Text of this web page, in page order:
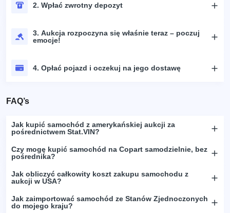
2. Wpłać zwrotny depozyt
3. Aukcja rozpoczyna się właśnie teraz – poczuj
emocje!
4. Opłać pojazd i oczekuj na jego dostawę
FAQ’s
Jak kupić samochód z amerykańskiej aukcji za
pośrednictwem Stat.VIN?
Czy mogę kupić samochód na Copart samodzielnie, bez
pośrednika?
Jak obliczyć całkowity koszt zakupu samochodu z
aukcji w USA?
Jak zaimportować samochód ze Stanów Zjednoczonych
do mojego kraju?